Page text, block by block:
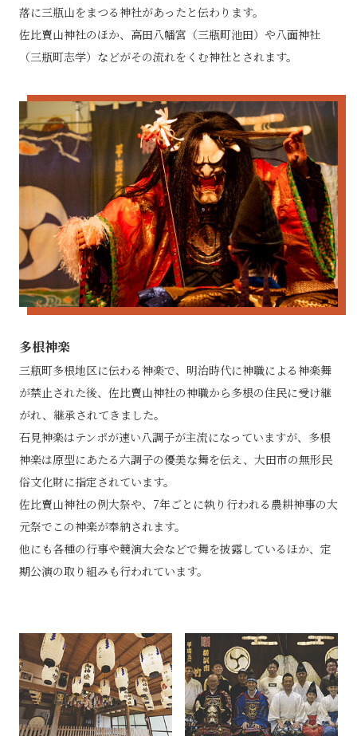
落に三瓶山をまつる神社があったと伝わります。
佐比賣山神社のほか、高田八幡宮（三瓶町池田）や八面神社
（三瓶町志学）などがその流れをくむ神社とされます。
多根神楽
三瓶町多根地区に伝わる神楽で、明治時代に神職による神楽舞
が禁止された後、佐比賣山神社の神職から多根の住民に受け継
がれ、継承されてきました。
石見神楽はテンポが速い八調子が主流になっていますが、多根
神楽は原型にあたる六調子の優美な舞を伝え、大田市の無形民
俗文化財に指定されています。
佐比賣山神社の例大祭や、7年ごとに執り行われる農耕神事の大
元祭でこの神楽が奉納されます。
他にも各種の行事や競演大会などで舞を披露しているほか、定
期公演の取り組みも行われています。